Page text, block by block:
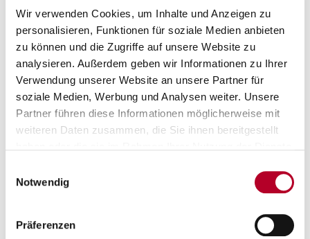
Wir verwenden Cookies, um Inhalte und Anzeigen zu
personalisieren, Funktionen für soziale Medien anbieten
zu können und die Zugriffe auf unsere Website zu
analysieren. Außerdem geben wir Informationen zu Ihrer
Verwendung unserer Website an unsere Partner für
soziale Medien, Werbung und Analysen weiter. Unsere
Partner führen diese Informationen möglicherweise mit
weiteren Daten zusammen, die Sie ihnen bereitgestellt
Notwendig
Präferenzen
TRAININGSZENTRUM
ANFAHRT
TICKETSHOP
QUALIFIKATIONEN
MSc, CSCS, CISN